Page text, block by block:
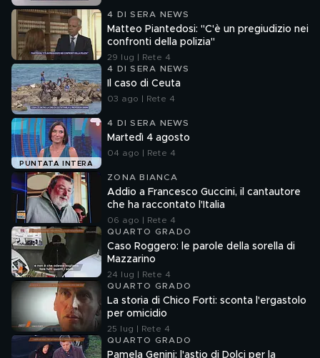
4 DI SERA NEWS
Matteo Piantedosi: "C'è un pregiudizio nei
confronti della polizia"
29 lug | Rete 4
4 DI SERA NEWS
Il caso di Ceuta
03 ago | Rete 4
PUNTATA INTERA
4 DI SERA NEWS
Martedì 4 agosto
04 ago | Rete 4
ZONA BIANCA
Addio a Francesco Guccini, il cantautore
che ha raccontato l'Italia
06 ago | Rete 4
QUARTO GRADO
Caso Roggero: le parole della sorella di
Mazzarino
24 lug | Rete 4
QUARTO GRADO
La storia di Chico Forti: sconta l'ergastolo
per omicidio
25 lug | Rete 4
QUARTO GRADO
Pamela Genini: l'astio di Dolci per la